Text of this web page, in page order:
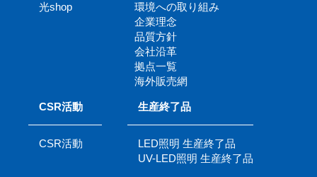
光shop
環境への取り組み
企業理念
品質方針
会社沿革
拠点一覧
海外販売網
CSR活動
CSR活動
生産終了品
LED照明 生産終了品
UV-LED照明 生産終了品